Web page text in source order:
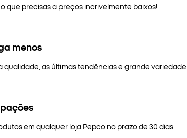
que precisas a preços incrivelmente baixos!
menos
as últimas tendências e grande variedade.
em qualquer loja Pepco no prazo de 30 dias.